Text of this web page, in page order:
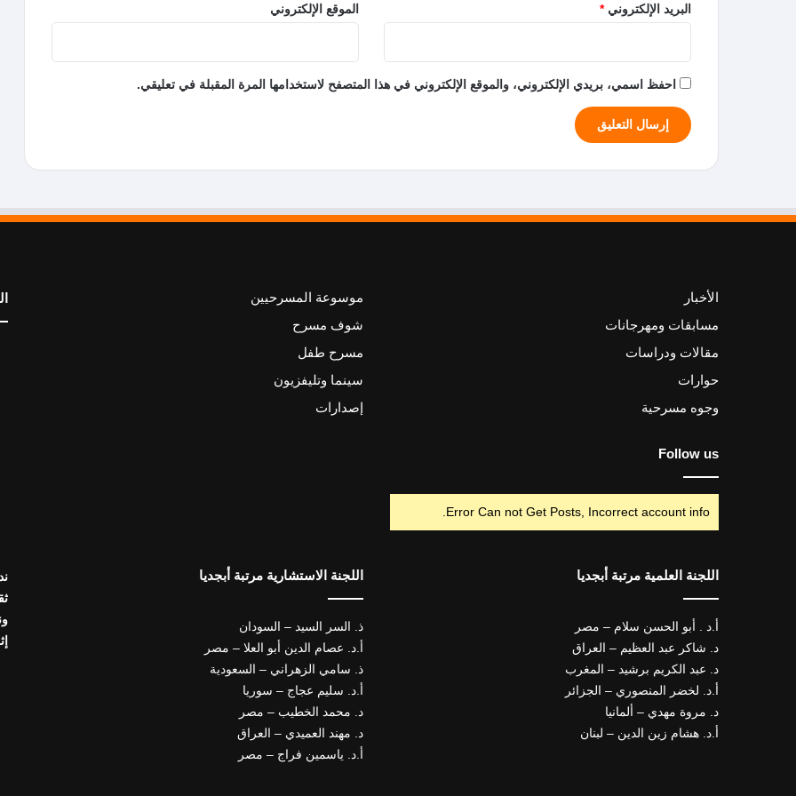
البريد الإلكتروني* الموقع الإلكتروني
احفظ اسمي، بريدي الإلكتروني، والموقع الإلكتروني في هذا المتصفح لاستخدامها المرة المقبلة في تعليقي.
الأخبار
مسابقات ومهرجانات
مقالات ودراسات
حوارات
وجوه مسرحية
Follow us
Error Can not Get Posts, Incorrect account info.
موسوعة المسرحيين
شوف مسرح
مسرح طفل
سينما وتليفزيون
إصدارات
اللجنة العلمية مرتبة أبجديا
أ.د . أبو الحسن سلام – مصر
د. شاكر عبد العظيم – العراق
د. عبد الكريم برشيد – المغرب
أ.د. لخضر المنصوري – الجزائر
د. مروة مهدي – ألمانيا
أ.د. هشام زين الدين – لبنان
اللجنة الاستشارية مرتبة أبجديا
ذ. السر السيد – السودان
أ.د. عصام الدين أبو العلا – مصر
ذ. سامي الزهراني – السعودية
أ.د. سليم عجاج – سوريا
د. محمد الخطيب – مصر
د. مهند العميدي – العراق
أ.د. ياسمين فراج – مصر